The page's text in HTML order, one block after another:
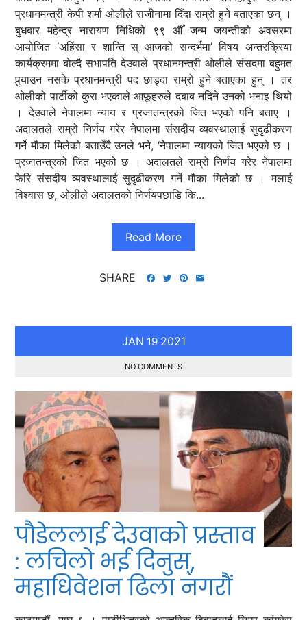
प्रधानमन्त्री केपी शर्मा ओलीले राजीनामा दिँदा राम्रो हुने बताएका छन् ।
बुधबार महेन्द्र नारायण निधिको ९९ औँ जन्म जयन्तीको अवसरमा
आयोजित ‘अहिंसा र शान्ति स् आजको सन्दर्भमा’ विषय अन्तरक्रिया
कार्यक्रममा बोल्दै सभापति देउवाले प्रधानमन्त्री ओलीले संसदमा बहुमत
पुर्‍याउन नसके प्रधानमन्त्री पद छाड्दा राम्रो हुने बताएका हुन् । तर
ओलीको पार्टीको कुरा भएकाले आफूहरुले दबाब नदिने उनको भनाइ थियो
। देउवाले नेपालमा न्याय र प्रजातन्त्रको जित भएको पनि बताए ।
अदालतले राम्रो निर्णय गरेर नेपालमा संसदीय व्यवस्थालाई सुदृढीकरण
गर्ने मौका मिलेको बताउँदै उनले भने, ‘नेपालमा न्यायको जित भएको छ ।
प्रजातन्त्रको जित भएको छ । अदालतले राम्रो निर्णय गरेर नेपालमा
फेरि संसदीय व्यवस्थालाई सुदृढीकरण गर्ने मौका मिलेको छ । मलाई
विश्वास छ, ओलीले अदालतको निर्णयपछाडि कि...
Read More
SHARE
JAN 19 2021
NO COMMENTS
पौडेललाई देउवाको प्रस्ताव
: लचिलो भई दिनुस्,
महाधिवेशन ढिला नगरौं